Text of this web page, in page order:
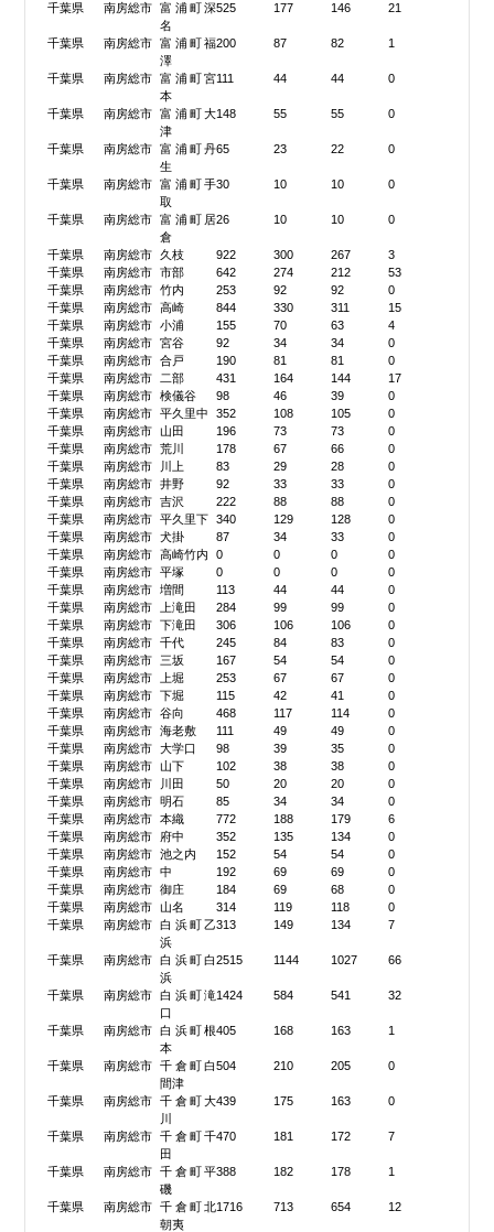
千葉県 南房総市
富浦町深
名
525 177 146 21
千葉県 南房総市
富浦町福
澤
200 87 82 1
千葉県 南房総市
富浦町宮
本
111 44 44 0
千葉県 南房総市
富浦町大
津
148 55 55 0
千葉県 南房総市
富浦町丹
生
65 23 22 0
千葉県 南房総市
富浦町手
取
30 10 10 0
千葉県 南房総市
富浦町居
倉
26 10 10 0
千葉県 南房総市 久枝 922 300 267
3
千葉県
南房総市 市部 642 274 212
53
千葉県
南房総市 竹内 253 92 92
0
千葉県
南房総市 高崎 844 330 311
15
千葉県
南房総市 小浦 155 70 63
4
千葉県
南房総市 宮谷 92 34 34
0
千葉県
南房総市 合戸 190 81 81
0
千葉県
南房総市 二部 431 164 144
17
千葉県
南房総市 検儀谷 98 46 39
0
千葉県
南房総市 平久里中 352 108 105
0
千葉県
南房総市 山田 196 73 73
0
千葉県
南房総市 荒川 178 67 66
0
千葉県
南房総市 川上 83 29 28
0
千葉県
南房総市 井野 92 33 33
0
千葉県
南房総市 吉沢 222 88 88
0
千葉県
南房総市 平久里下 340 129 128
0
千葉県
南房総市 犬掛 87 34 33
0
千葉県
南房総市 高崎竹内 0 0 0
0
千葉県
南房総市 平塚 0 0 0
0
千葉県
南房総市 増間 113 44 44
0
千葉県
南房総市 上滝田 284 99 99
0
千葉県
南房総市 下滝田 306 106 106
0
千葉県
南房総市 千代 245 84 83
0
千葉県
南房総市 三坂 167 54 54
0
千葉県
南房総市 上堀 253 67 67
0
千葉県
南房総市 下堀 115 42 41
0
千葉県
南房総市 谷向 468 117 114
0
千葉県
南房総市 海老敷 111 49 49
0
千葉県
南房総市 大学口 98 39 35
0
千葉県
南房総市 山下 102 38 38
0
千葉県
南房総市 川田 50 20 20
0
千葉県
南房総市 明石 85 34 34
0
千葉県
南房総市 本織 772 188 179
6
千葉県
南房総市 府中 352 135 134
0
千葉県
南房総市 池之内 152 54 54
0
千葉県
南房総市 中 192 69 69
0
千葉県
南房総市 御庄 184 69 68
0
千葉県
南房総市 山名 314 119 118
0
千葉県
南房総市
白浜町乙
浜
313 149 134 7
千葉県 南房総市
白浜町白
浜
2515 1144 1027 66
千葉県 南房総市
白浜町滝
口
1424 584 541 32
千葉県 南房総市
白浜町根
本
405 168 163 1
千葉県 南房総市
千倉町白
間津
504 210 205 0
千葉県 南房総市
千倉町大
川
439 175 163 0
千葉県 南房総市
千倉町千
田
470 181 172 7
千葉県 南房総市
千倉町平
磯
388 182 178 1
千葉県 南房総市
千倉町北
朝夷
1716 713 654 12